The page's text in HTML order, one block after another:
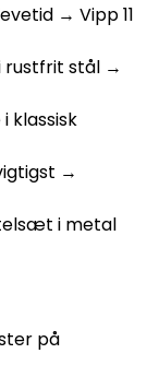
→ Vipp 11
rustfrit stål →
klassisk
→
i metal
på